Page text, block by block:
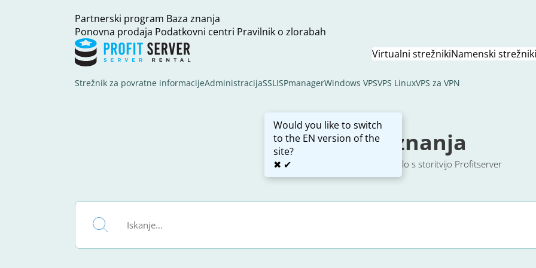
Partnerski program Baza znanja
Ponovna prodaja Podatkovni centri Pravilnik o zlorabah
Would you like to switch
to the EN version of the
site?
✖ ✔
Virtualni strežnikiNamenski strežniki
Strežnik za povratne informacijeAdministracijaSSL ISPmanagerWindows VPSVPS LinuxVPS za VPN
Baza znanja
Preprosta navodila za delo s storitvijo Profitserver